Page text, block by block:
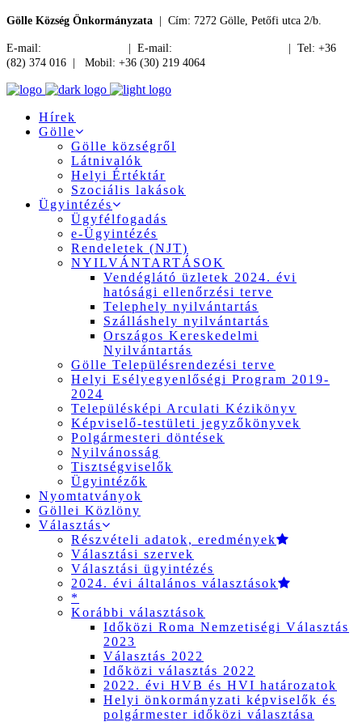
Gölle Község Önkormányzata | Cím: 7272 Gölle, Petőfi utca 2/b.
E-mail: | E-mail:
| Tel: +36
(82) 374 016 | Mobil: +36 (30) 219 4064
Hírek
Gölle
Gölle községről
Látnivalók
Helyi Értéktár
Szociális lakások
Ügyintézés
Ügyfélfogadás
e-Ügyintézés
Rendeletek (NJT)
NYILVÁNTARTÁSOK
Vendéglátó üzletek 2024. évi
hatósági ellenőrzési terve
Telephely nyilvántartás
Szálláshely nyilvántartás
Országos Kereskedelmi
Nyilvántartás
Gölle Településrendezési terve
Helyi Esélyegyenlőségi Program 2019-
2024
Településképi Arculati Kézikönyv
Képviselő-testületi jegyzőkönyvek
Polgármesteri döntések
Nyilvánosság
Tisztségviselők
Ügyintézők
Nyomtatványok
Göllei Közlöny
Választás
Részvételi adatok, eredmények
Választási szervek
Választási ügyintézés
2024. évi általános választások
*
Korábbi választások
Időközi Roma Nemzetiségi Választás
2023
Választás 2022
Időközi választás 2022
2022. évi HVB és HVI határozatok
Helyi önkormányzati képviselők és
polgármester időközi választása